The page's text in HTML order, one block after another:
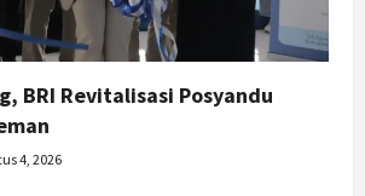
BRI Revitalisasi Posyandu
4, 2026